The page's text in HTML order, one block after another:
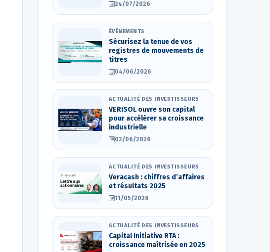
24/07/2026
ÉVÈNEMENTS
Sécurisez la tenue de vos
registres de mouvements de
titres
04/06/2026
ACTUALITÉ DES INVESTISSEURS
VERISOL ouvre son capital
pour accélérer sa croissance
industrielle
02/06/2026
ACTUALITÉ DES INVESTISSEURS
Veracash : chiffres d’affaires
et résultats 2025
11/05/2026
ACTUALITÉ DES INVESTISSEURS
Capital Initiative RTA :
croissance maîtrisée en 2025